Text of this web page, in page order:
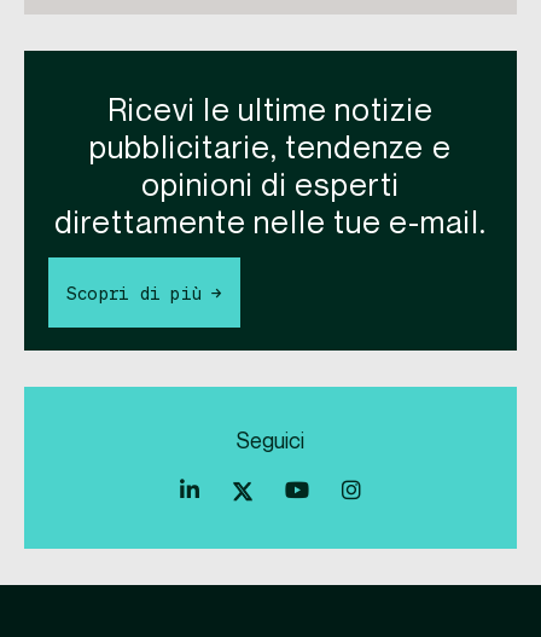
Ricevi le ultime notizie
pubblicitarie, tendenze e
opinioni di esperti
direttamente nelle tue e-mail.
Scopri di più →
Seguici